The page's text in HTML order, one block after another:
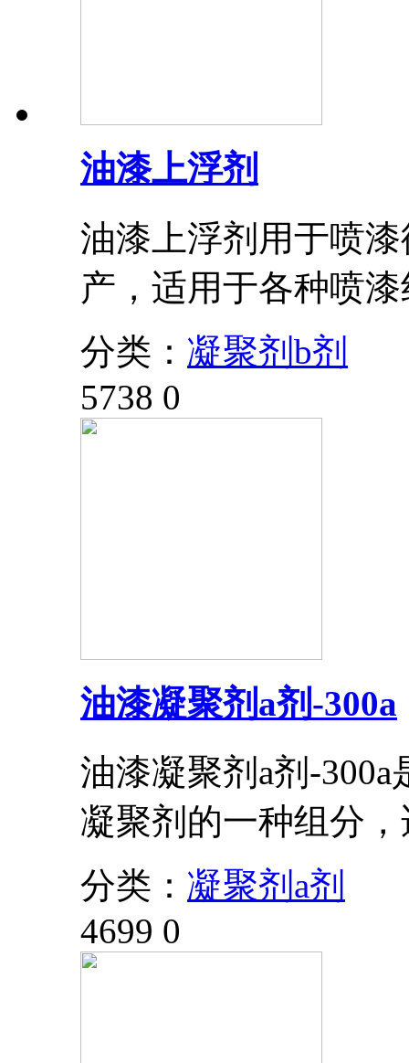
油漆上浮剂
油漆上浮剂用于喷
产，适用于各种喷
分类： 凝聚剂b剂
5738 0
油漆凝聚剂a剂-300a
油漆凝聚剂a剂-
凝聚剂的一种组分
分类： 凝聚剂a剂
4699 0